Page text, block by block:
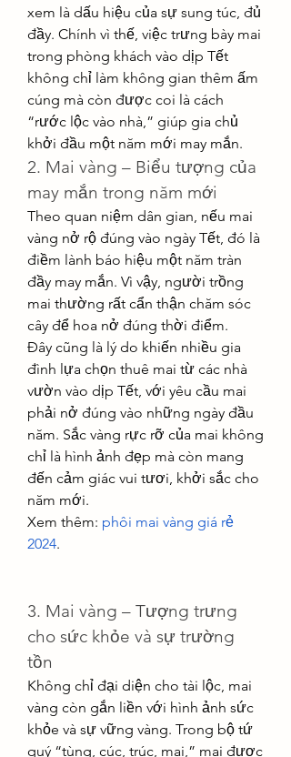
xem là dấu hiệu của sự sung túc, đủ
đầy. Chính vì thế, việc trưng bày mai
trong phòng khách vào dịp Tết
không chỉ làm không gian thêm ấm
cúng mà còn được coi là cách
“rước lộc vào nhà,” giúp gia chủ
khởi đầu một năm mới may mắn.
2. Mai vàng – Biểu tượng của
may mắn trong năm mới
Theo quan niệm dân gian, nếu mai
vàng nở rộ đúng vào ngày Tết, đó là
điềm lành báo hiệu một năm tràn
đầy may mắn. Vì vậy, người trồng
mai thường rất cẩn thận chăm sóc
cây để hoa nở đúng thời điểm.
Đây cũng là lý do khiến nhiều gia
đình lựa chọn thuê mai từ các nhà
vườn vào dịp Tết, với yêu cầu mai
phải nở đúng vào những ngày đầu
năm. Sắc vàng rực rỡ của mai không
chỉ là hình ảnh đẹp mà còn mang
đến cảm giác vui tươi, khởi sắc cho
năm mới.
Xem thêm: phôi mai vàng giá rẻ
2024.
3. Mai vàng – Tượng trưng
cho sức khỏe và sự trường
tồn
Không chỉ đại diện cho tài lộc, mai
vàng còn gắn liền với hình ảnh sức
khỏe và sự vững vàng. Trong bộ tứ
quý “tùng, cúc, trúc, mai,” mai được